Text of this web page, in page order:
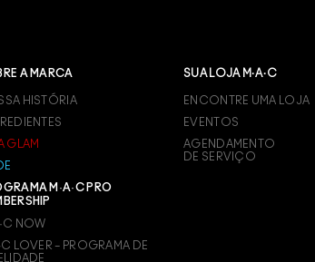
A MARCA
HISTÓRIA
GLAM
D E
M·A·C PRO
NOW
LOVER – PROGRAMA DE
SUA LOJA M·A·C
ENCONTRE UMA LOJA
EVENTOS
AGENDAMENTO
DE SERVIÇO